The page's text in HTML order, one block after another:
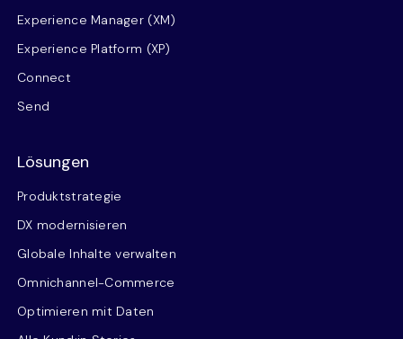
Experience Manager (XM)
Experience Platform (XP)
Connect
Send
Lösungen
Produktstrategie
DX modernisieren
Globale Inhalte verwalten
Omnichannel-Commerce
Optimieren mit Daten